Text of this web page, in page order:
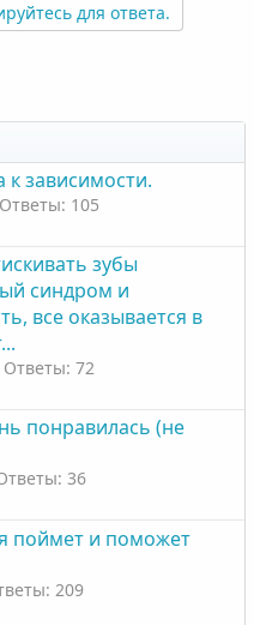
для ответа.
почта
зависимости.
Ответы: 105
зубы
синдром и
все оказывается в
Ответы: 72
понравилась (не
36
поймет и поможет
209